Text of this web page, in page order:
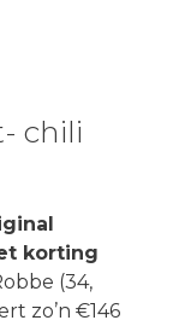
chili
korting
(34,
zo’n €146